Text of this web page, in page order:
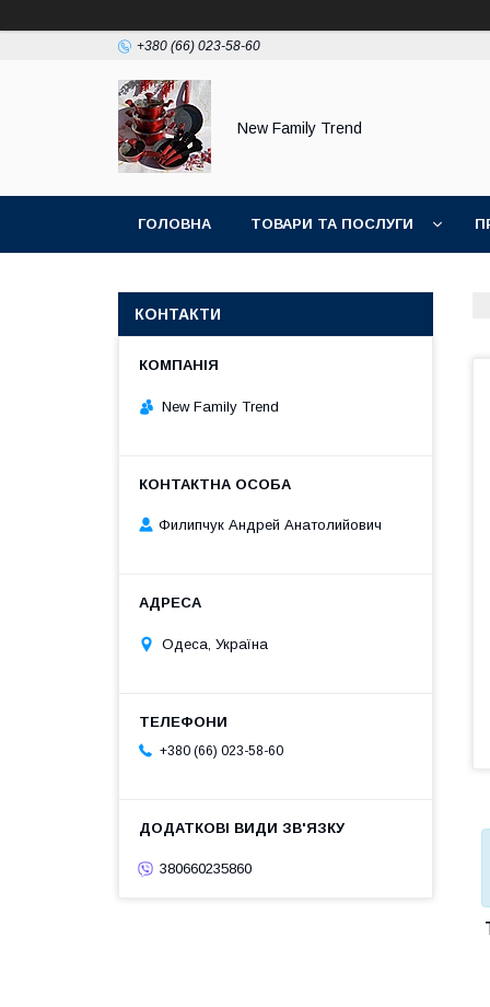
+380 (66) 023-58-60
New Family Trend
ГОЛОВНА ТОВАРИ ТА ПОСЛУГИ
КОНТАКТИ
New Family Trend
Филипчук Андрей Анатолийович
Одеса, Україна
+380 (66) 023-58-60
380660235860